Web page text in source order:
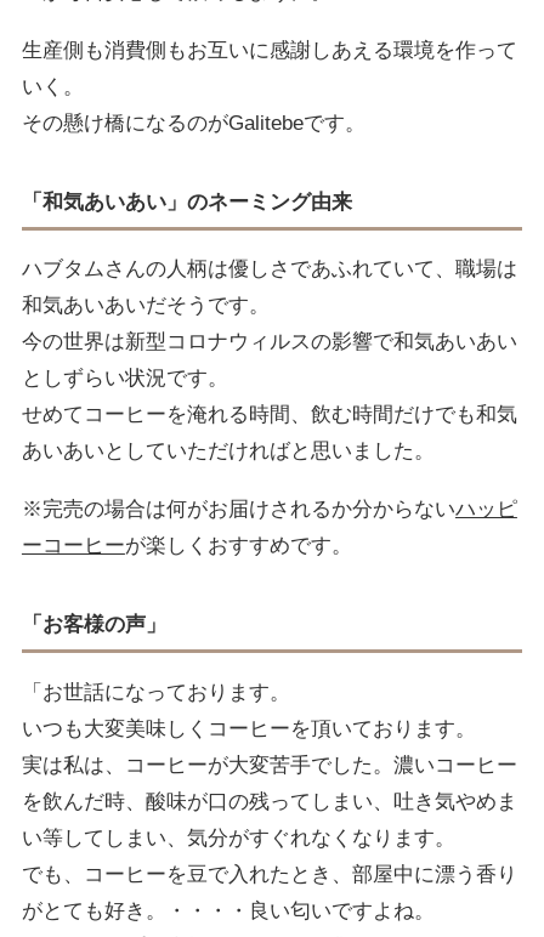
生産側も消費側もお互いに感謝しあえる環境を作って
いく。
その懸け橋になるのがGalitebeです。
「和気あいあい」 のネーミング由来
ハブタムさんの人柄は優しさであふれていて、職場は
和気あいあいだそうです。
今の世界は新型コロナウィルスの影響で和気あいあい
としずらい状況です。
せめてコーヒーを淹れる時間、飲む時間だけでも和気
あいあいとしていただければと思いました。
※完売の場合は何がお届けされるか分からないハッピ
ーコーヒーが楽しくおすすめです。
「お客様の声」
「お世話になっております。
いつも大変美味しくコーヒーを頂いております。
実は私は、コーヒーが大変苦手でした。濃いコーヒー
を飲んだ時、酸味が口の残ってしまい、吐き気やめま
い等してしまい、気分がすぐれなくなります。
でも、コーヒーを豆で入れたとき、部屋中に漂う香り
がとても好き。・・・・良い匂いですよね。